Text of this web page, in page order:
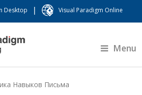
Desktop | Visual Paradigm Online
Menu
Навыков Письма